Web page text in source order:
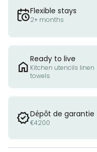
Flexible stays
2+ months
Ready to live
Kitchen utencils linen
towels
Dépôt de garantie
€4200